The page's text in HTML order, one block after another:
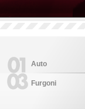
Auto
Furgoni